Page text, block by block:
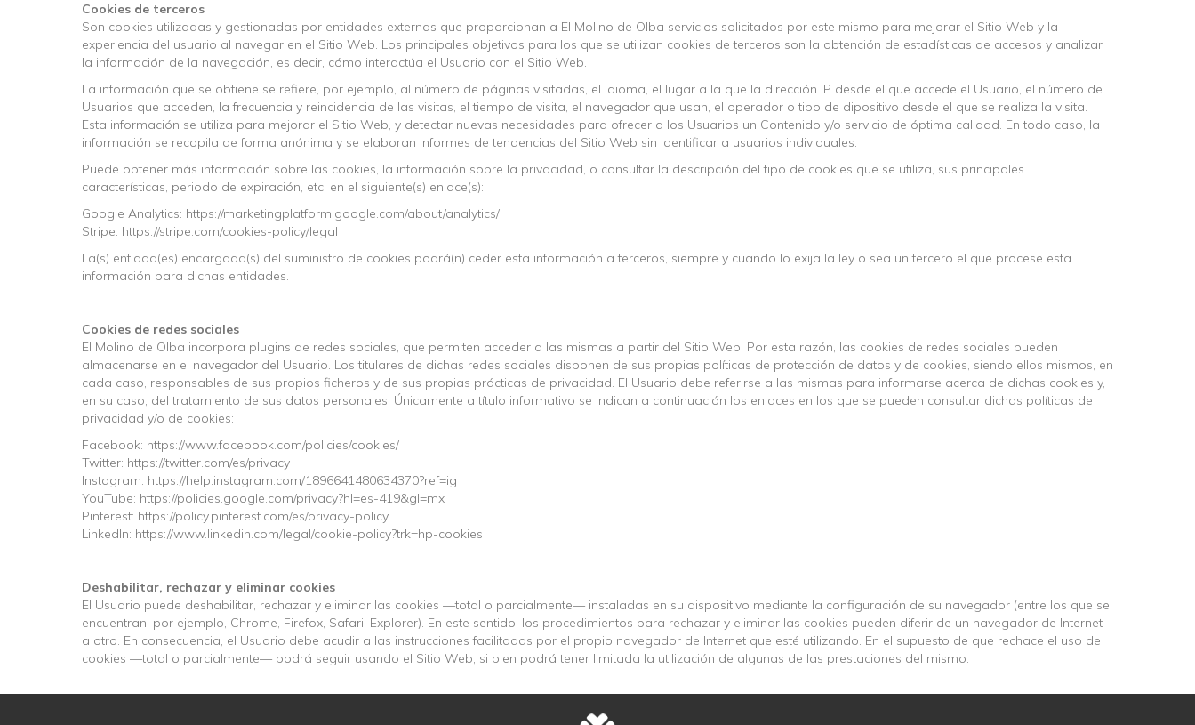
Cookies de terceros
Son cookies utilizadas y gestionadas por entidades externas que proporcionan a El Molino de Olba servicios solicitados por este mismo para mejorar el Sitio Web y la
experiencia del usuario al navegar en el Sitio Web. Los principales objetivos para los que se utilizan cookies de terceros son la obtención de estadísticas de accesos y analizar
la información de la navegación, es decir, cómo interactúa el Usuario con el Sitio Web.
La información que se obtiene se refiere, por ejemplo, al número de páginas visitadas, el idioma, el lugar a la que la dirección IP desde el que accede el Usuario, el número de
Usuarios que acceden, la frecuencia y reincidencia de las visitas, el tiempo de visita, el navegador que usan, el operador o tipo de dipositivo desde el que se realiza la visita.
Esta información se utiliza para mejorar el Sitio Web, y detectar nuevas necesidades para ofrecer a los Usuarios un Contenido y/o servicio de óptima calidad. En todo caso, la
información se recopila de forma anónima y se elaboran informes de tendencias del Sitio Web sin identificar a usuarios individuales.
Puede obtener más información sobre las cookies, la información sobre la privacidad, o consultar la descripción del tipo de cookies que se utiliza, sus principales
características, periodo de expiración, etc. en el siguiente(s) enlace(s):
Google Analytics: https://marketingplatform.google.com/about/analytics/
Stripe: https://stripe.com/cookies-policy/legal
La(s) entidad(es) encargada(s) del suministro de cookies podrá(n) ceder esta información a terceros, siempre y cuando lo exija la ley o sea un tercero el que procese esta
información para dichas entidades.
Cookies de redes sociales
El Molino de Olba incorpora plugins de redes sociales, que permiten acceder a las mismas a partir del Sitio Web. Por esta razón, las cookies de redes sociales pueden
almacenarse en el navegador del Usuario. Los titulares de dichas redes sociales disponen de sus propias políticas de protección de datos y de cookies, siendo ellos mismos, en
cada caso, responsables de sus propios ficheros y de sus propias prácticas de privacidad. El Usuario debe referirse a las mismas para informarse acerca de dichas cookies y,
en su caso, del tratamiento de sus datos personales. Únicamente a título informativo se indican a continuación los enlaces en los que se pueden consultar dichas políticas de
privacidad y/o de cookies:
Facebook: https://www.facebook.com/policies/cookies/
Twitter: https://twitter.com/es/privacy
Instagram: https://help.instagram.com/1896641480634370?ref=ig
YouTube: https://policies.google.com/privacy?hl=es-419&gl=mx
Pinterest: https://policy.pinterest.com/es/privacy-policy
LinkedIn: https://www.linkedin.com/legal/cookie-policy?trk=hp-cookies
Deshabilitar, rechazar y eliminar cookies
El Usuario puede deshabilitar, rechazar y eliminar las cookies —total o parcialmente— instaladas en su dispositivo mediante la configuración de su navegador (entre los que se
encuentran, por ejemplo, Chrome, Firefox, Safari, Explorer). En este sentido, los procedimientos para rechazar y eliminar las cookies pueden diferir de un navegador de Internet
a otro. En consecuencia, el Usuario debe acudir a las instrucciones facilitadas por el propio navegador de Internet que esté utilizando. En el supuesto de que rechace el uso de
cookies —total o parcialmente— podrá seguir usando el Sitio Web, si bien podrá tener limitada la utilización de algunas de las prestaciones del mismo.